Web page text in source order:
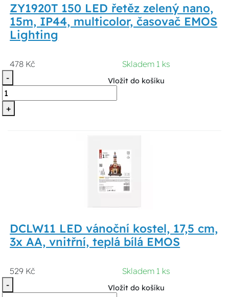
ZY1920T 150 LED řetěz zelený nano,
15m, IP44, multicolor, časovač EMOS
Lighting
478 Kč
Skladem 1 ks
-
+
Vložit do košíku
DCLW11 LED vánoční kostel, 17,5 cm,
3x AA, vnitřní, teplá bílá EMOS
529 Kč
Skladem 1 ks
-
Vložit do košíku